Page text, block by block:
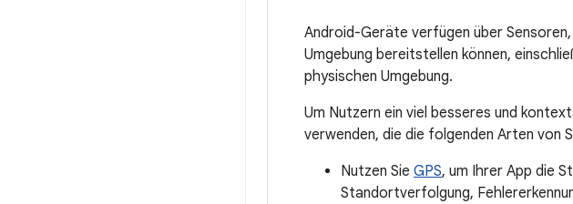
Android-Geräte verfügen über
Umgebung bereitstellen können,
physischen Umgebung.
Um Nutzern ein viel besseres und
verwenden, die die folgenden Arten von
Nutzen Sie GPS, um Ihrer App die
Standortverfolgung,